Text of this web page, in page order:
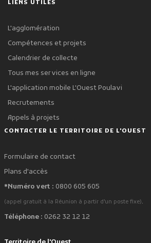
LIENS UTILES
L'agglomération
Compétences et projets
Calendrier de collecte
Tous mes services en ligne
L'application mobile L'Ouest Poulavi
Recrutements
Appels à projets
CONTACTER LE TERRITOIRE DE L'OUEST
Formulaire de contact
Plans d'accès
*Numéro vert : 0800 605 605
(appel gratuit à la Réunion à partir d'un poste fixe).
Téléphone : 0262 32 12 12